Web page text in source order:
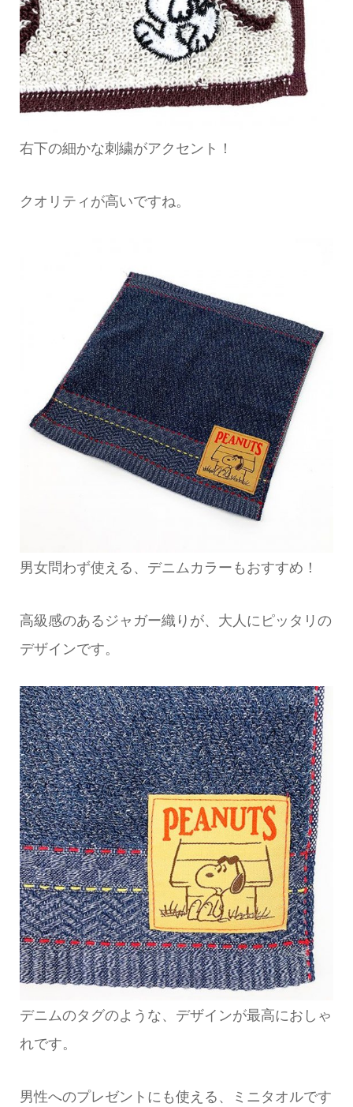
右下の細かな刺繍がアクセント！
クオリティが高いですね。
男女問わず使える、デニムカラーもおすすめ！
高級感のあるジャガー織りが、大人にピッタリの
デザインです。
デニムのタグのような、デザインが最高におしゃ
れです。
男性へのプレゼントにも使える、ミニタオルです